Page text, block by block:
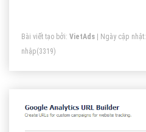
Bài viết tạo bởi: VietAds | Ngày cập nhật:
nhập(3319)